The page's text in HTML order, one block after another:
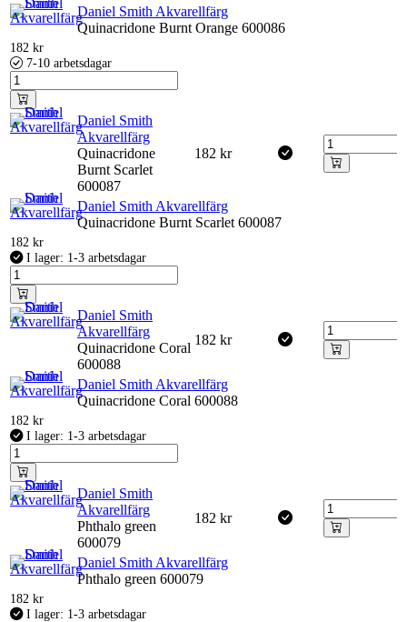
Daniel Smith Akvarellfärg
Quinacridone Burnt Orange 600086
182 kr
7-10 arbetsdagar
Daniel Smith
Akvarellfärg
Quinacridone
Burnt Scarlet
600087
182 kr
Daniel Smith Akvarellfärg
Quinacridone Burnt Scarlet 600087
182 kr
I lager: 1-3 arbetsdagar
Daniel Smith
Akvarellfärg
Quinacridone Coral
600088
182 kr
Daniel Smith Akvarellfärg
Quinacridone Coral 600088
182 kr
I lager: 1-3 arbetsdagar
Daniel Smith
Akvarellfärg
Phthalo green
600079
182 kr
Daniel Smith Akvarellfärg
Phthalo green 600079
182 kr
I lager: 1-3 arbetsdagar